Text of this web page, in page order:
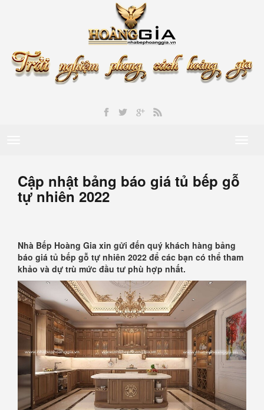
Cập nhật bảng báo giá tủ bếp gỗ
tự nhiên 2022
Nhà Bếp Hoàng Gia xin gửi đến quý khách hàng bảng
báo giá tủ bếp gỗ tự nhiên 2022 để các bạn có thể tham
khảo và dự trù mức đầu tư phù hợp nhất.